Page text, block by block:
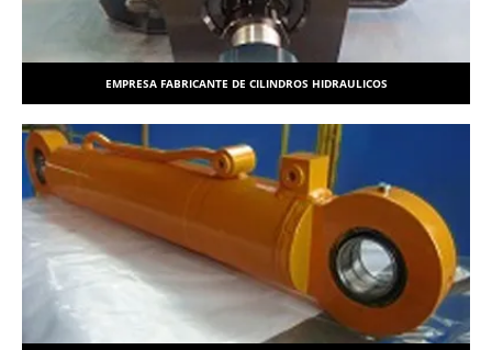
EMPRESA FABRICANTE DE CILINDROS HIDRAULICOS